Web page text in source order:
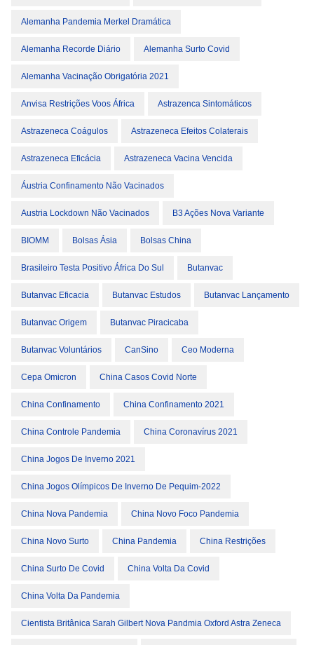
Alemanha Pandemia Merkel Dramática
Alemanha Recorde Diário Alemanha Surto Covid
Alemanha Vacinação Obrigatória 2021
Anvisa Restrições Voos África Astrazenca Sintomáticos
Astrazeneca Coágulos Astrazeneca Efeitos Colaterais
Astrazeneca Eficácia Astrazeneca Vacina Vencida
Áustria Confinamento Não Vacinados
Austria Lockdown Não Vacinados B3 Ações Nova Variante
BIOMM Bolsas Ásia Bolsas China
Brasileiro Testa Positivo África Do Sul Butanvac
Butanvac Eficacia Butanvac Estudos Butanvac Lançamento
Butanvac Origem Butanvac Piracicaba
Butanvac Voluntários CanSino Ceo Moderna
Cepa Omicron China Casos Covid Norte
China Confinamento China Confinamento 2021
China Controle Pandemia China Coronavírus 2021
China Jogos De Inverno 2021
China Jogos Olímpicos De Inverno De Pequim-2022
China Nova Pandemia China Novo Foco Pandemia
China Novo Surto China Pandemia China Restrições
China Surto De Covid China Volta Da Covid
China Volta Da Pandemia
Cientista Britânica Sarah Gilbert Nova Pandmia Oxford Astra Zeneca